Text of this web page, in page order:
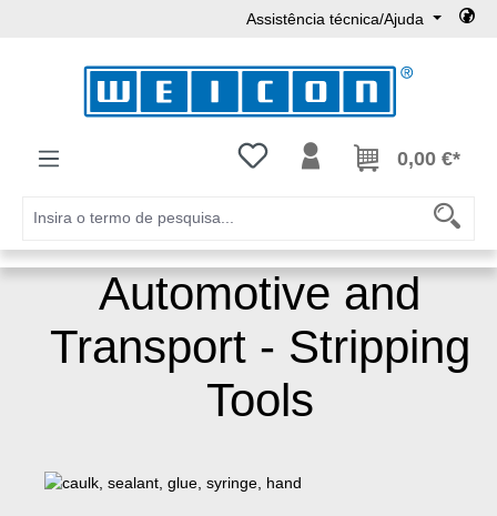
Assistência técnica/Ajuda
Tem 0 itens da lista de desejos
0,00 €*
Automotive and
Transport - Stripping
Tools